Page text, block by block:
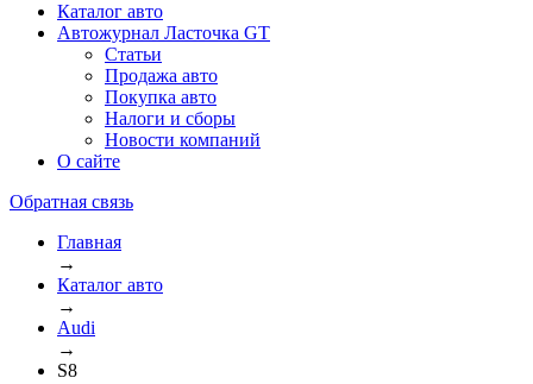
Каталог авто
Автожурнал Ласточка GT
Статьи
Продажа авто
Покупка авто
Налоги и сборы
Новости компаний
О сайте
Обратная связь
Главная
→
Каталог авто
→
Audi
→
S8